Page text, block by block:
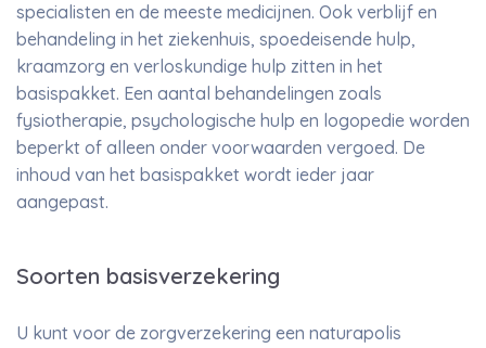
specialisten en de meeste medicijnen. Ook verblijf en
behandeling in het ziekenhuis, spoedeisende hulp,
kraamzorg en verloskundige hulp zitten in het
basispakket. Een aantal behandelingen zoals
fysiotherapie, psychologische hulp en logopedie worden
beperkt of alleen onder voorwaarden vergoed. De
inhoud van het basispakket wordt ieder jaar
aangepast.
Soorten basisverzekering
U kunt voor de zorgverzekering een naturapolis